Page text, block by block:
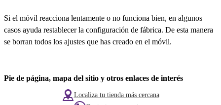
Si el móvil reacciona lentamente o no funciona bien, en algunos
casos ayuda restablecer la configuración de fábrica. De esta manera
se borran todos los ajustes que has creado en el móvil.
Pie de página, mapa del sitio y otros enlaces de interés
Localiza tu tienda más cercana